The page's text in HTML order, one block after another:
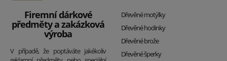
Firemní dárkové
předměty a zakázková
výroba
V případě, že poptáváte jakékoliv
Dřevěné motýlky
Dřevěné hodinky
Dřevěné brože
Dřevěné šperky